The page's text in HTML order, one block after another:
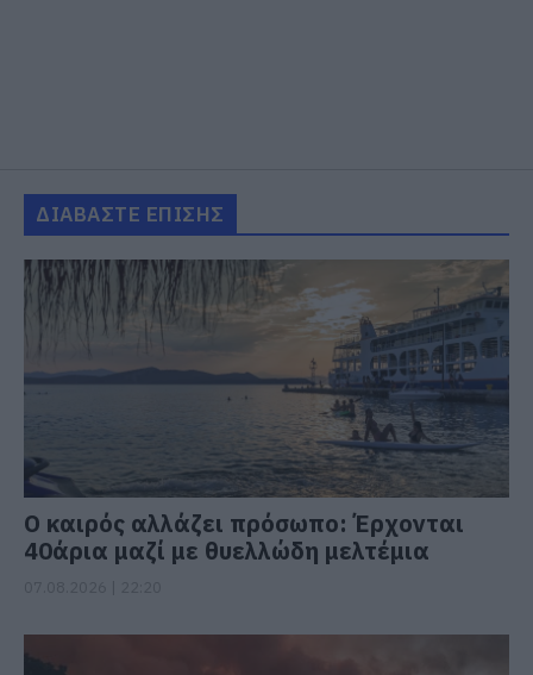
ΔΙΑΒΑΣΤΕ ΕΠΙΣΗΣ
Ο καιρός αλλάζει πρόσωπο: Έρχονται
40άρια μαζί με θυελλώδη μελτέμια